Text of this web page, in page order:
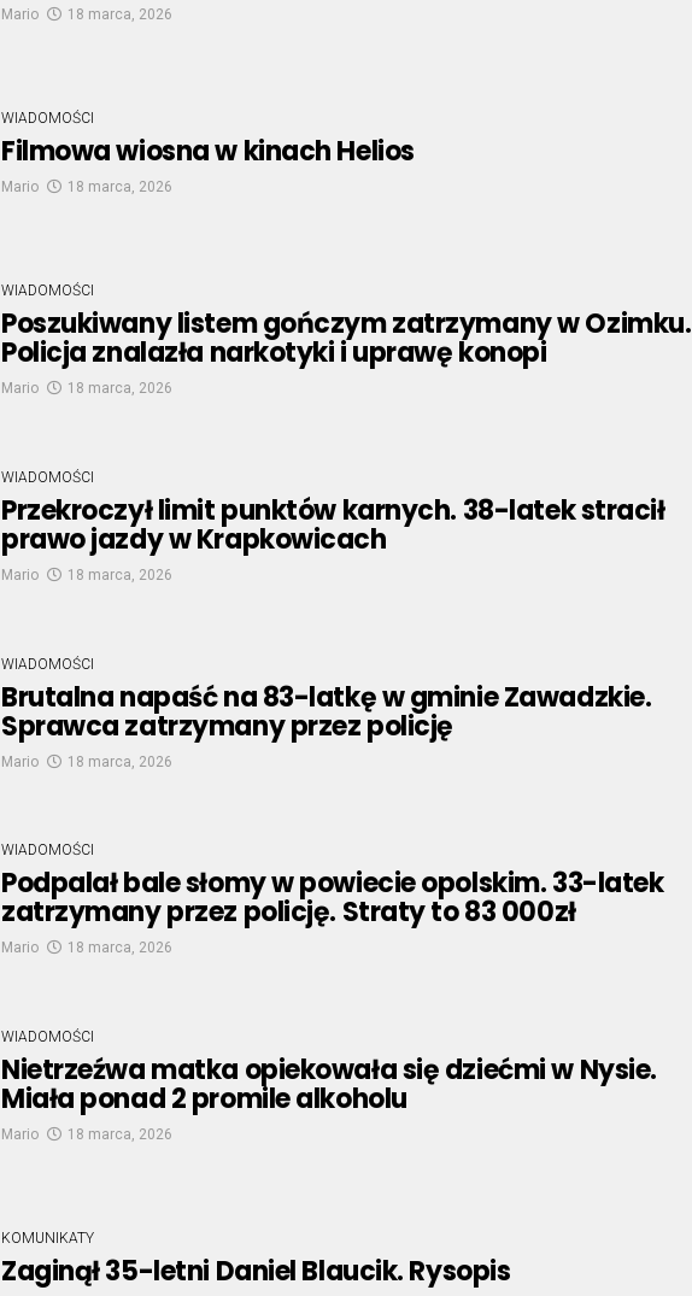
Mario 18 marca, 2026
WIADOMOŚCI
Filmowa wiosna w kinach Helios
Mario 18 marca, 2026
WIADOMOŚCI
Poszukiwany listem gończym zatrzymany w Ozimku.
Policja znalazła narkotyki i uprawę konopi
Mario 18 marca, 2026
WIADOMOŚCI
Przekroczył limit punktów karnych. 38-latek stracił
prawo jazdy w Krapkowicach
Mario 18 marca, 2026
WIADOMOŚCI
Brutalna napaść na 83-latkę w gminie Zawadzkie.
Sprawca zatrzymany przez policję
Mario 18 marca, 2026
WIADOMOŚCI
Podpalał bale słomy w powiecie opolskim. 33-latek
zatrzymany przez policję. Straty to 83 000zł
Mario 18 marca, 2026
WIADOMOŚCI
Nietrzeźwa matka opiekowała się dziećmi w Nysie.
Miała ponad 2 promile alkoholu
Mario 18 marca, 2026
KOMUNIKATY
Zaginął 35-letni Daniel Blaucik. Rysopis